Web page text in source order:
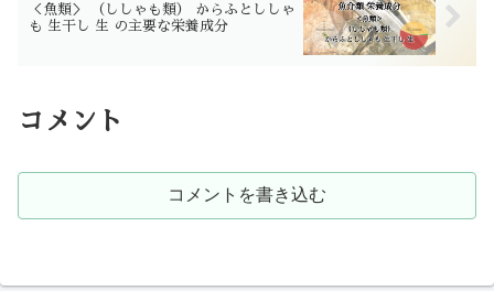
＜魚類＞ （ししゃも類） からふとししゃ
も 生干し 生 の主要な栄養成分
コメント
コメントを書き込む